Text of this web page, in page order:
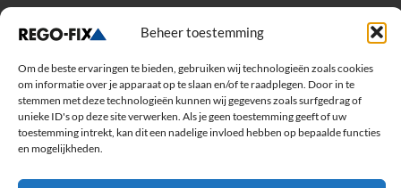
Beheer toestemming
Om de beste ervaringen te bieden, gebruiken wij technologieën zoals cookies
om informatie over je apparaat op te slaan en/of te raadplegen. Door in te
stemmen met deze technologieën kunnen wij gegevens zoals surfgedrag of
unieke ID's op deze site verwerken. Als je geen toestemming geeft of uw
toestemming intrekt, kan dit een nadelige invloed hebben op bepaalde functies
en mogelijkheden.
tel.074-303 55 00
dixiholland@dixi.com
Volg ons op Youtube
Volg ons op Linkedin